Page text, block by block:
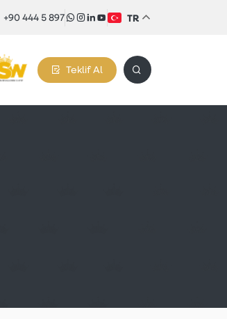
+90 444 5 897 TR
Teklif Al